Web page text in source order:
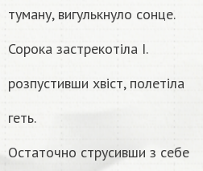
туману, вигулькнуло сонце.
Сорока застрекотіла I.
розпустивши хвіст, полетіла
геть.
Остаточно струсивши з себе